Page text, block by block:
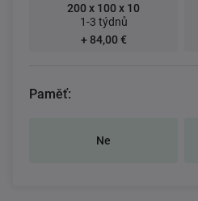
200 x 100 x 10
1-3 týdnů
+ 84,00 €
Paměť:
Ne